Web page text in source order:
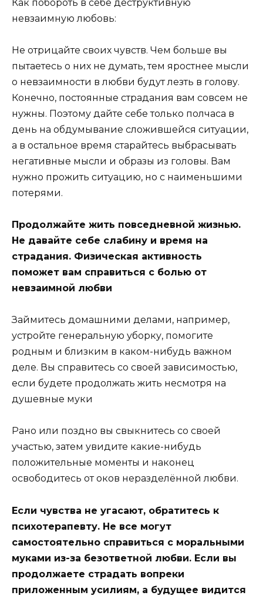
Как побороть в себе деструктивную
невзаимную любовь:
Не отрицайте своих чувств. Чем больше вы
пытаетесь о них не думать, тем яростнее мысли
о невзаимности в любви будут лезть в голову.
Конечно, постоянные страдания вам совсем не
нужны. Поэтому дайте себе только полчаса в
день на обдумывание сложившейся ситуации,
а в остальное время старайтесь выбрасывать
негативные мысли и образы из головы. Вам
нужно прожить ситуацию, но с наименьшими
потерями.
Продолжайте жить повседневной жизнью.
Не давайте себе слабину и время на
страдания. Физическая активность
поможет вам справиться с болью от
невзаимной любви
Займитесь домашними делами, например,
устройте генеральную уборку, помогите
родным и близким в каком-нибудь важном
деле. Вы справитесь со своей зависимостью,
если будете продолжать жить несмотря на
душевные муки
Рано или поздно вы свыкнитесь со своей
участью, затем увидите какие-нибудь
положительные моменты и наконец
освободитесь от оков неразделённой любви.
Если чувства не угасают, обратитесь к
психотерапевту. Не все могут
самостоятельно справиться с моральными
муками из-за безответной любви. Если вы
продолжаете страдать вопреки
приложенным усилиям, а будущее видится